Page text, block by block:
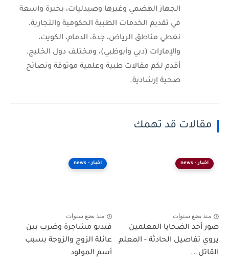
الجهاز الهضمي وغيرها وصيدليات، بخبرة واسعة
في تقديم الخدمات الطبية الحكومية والتجارية.
نغطي مناطق الرياض، جدة، الدمام، الكويت،
والإمارات (دبي وأبوظبي)، ومختلف دول الخليج.
أقدم لكم مقالات طبية وعلمية موثوقة ونصائح
صحية إرشادية.
مقالات قد تهمك
اخبار - news
منذ بضع سنوات
صور أحد الضحايا المعلمين
يروي تفاصيل الحادثة - المعلم
القاتل...
اخبار - news
منذ بضع سنوات
فيديو مشاجرة وضرب بين
عائلة الزوج والزوجة بسبب
أسم المولود